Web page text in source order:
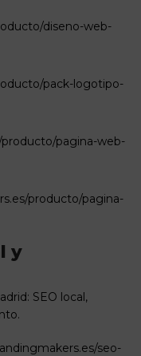
diseno-web-
pack-logotipo-
pagina-web-
producto/pagina-
y
SEO local,
seo-